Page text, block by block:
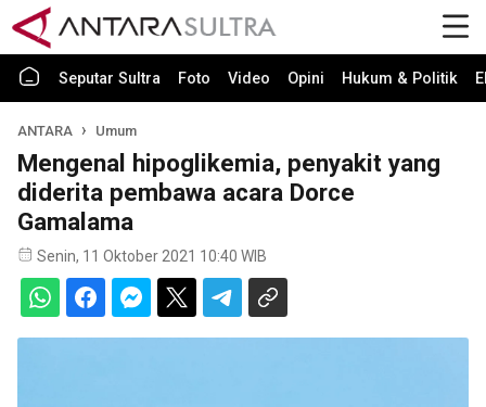
Seputar Sultra Foto Video Opini Hukum & Politik
ANTARA Umum
Mengenal hipoglikemia, penyakit yang
diderita pembawa acara Dorce
Gamalama
Senin, 11 Oktober 2021 10:40 WIB